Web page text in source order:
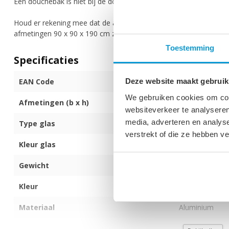
Toestemming
Deze website maakt
We gebruiken cookies om
websiteverkeer te
media, adverteren en
verstrekt of die ze hebben
Houd er rekening mee dat de afmeting van de douchewand
afmetingen 90 x 90 x 190 cm zijn gebaseerd op een
Specificaties
EAN Code
Afmetingen (b x h) 90 x 90 x 190
Type glas 6mm dik
Kleur glas
Gewicht
Kleur
Materiaal Aluminium